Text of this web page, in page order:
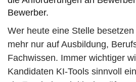
Bewerber.
Wer heute eine Stelle
mehr nur auf Ausbildung,
Fachwissen. Immer wichtiger
Kandidaten KI-Tools sinnvoll